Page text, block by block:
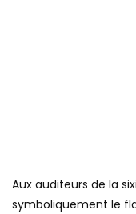
Aux auditeurs de la
symboliquement le